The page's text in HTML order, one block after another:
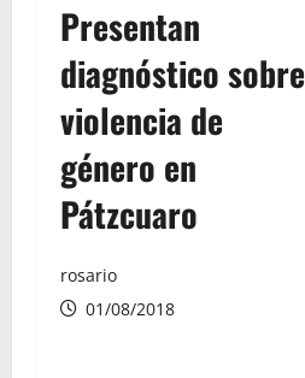
Presentan
diagnóstico sobre
violencia de
género en
Pátzcuaro
rosario
01/08/2018